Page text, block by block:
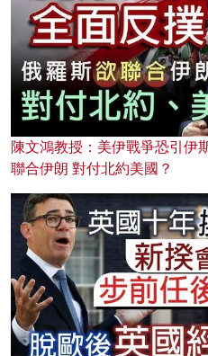
陳文鴻教授：美伊戰爭恐引伊
聯合伊朗 對付北約美國？